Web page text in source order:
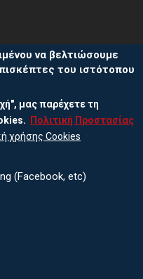
μας και τις εκδηλώσεις
δελτίο.
ΚΨΜ
να βελτιώσουμε
του ιστότοπου
μας παρέχετε τη
Πολιτική Προστασίας
χρήσης Cookies
(Facebook, etc)